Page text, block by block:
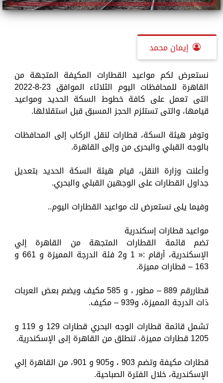
إيمان محمد
نستعرض لكم مواعيد القطارات المكيفة المتجهة من
القاهرة للمحافظات اليوم الثلاثاء الموافق 23-8-2022
التى تعمل على كافة خطوط السكة الحديد ومواعيد
قيامها، والتى تستلزم الحجز المسبق قبل استقلالها.
وتوفر هيئة السكة، قطارات لنقل الركاب إلى المحافظات
بالوجه القبلي والبحرى من وإلى القاهرة.
وأعلنت وزارة النقل، قيام هيئة السكة الحديد بتعديل
جداول القطارات على الوجهين القبلي والبحري.
وفيما يلى نستعرض لك مواعيد القطارات اليوم..
مواعيد قطارات إسكندرية
تضم قائمة القطارات المتجهة من القاهرة إلي
الإسكندرية، أرقام :« 1 و2 فئة الدرجة المميزة و 661 و
163 – قطارات مميزة.
قطاررقم 889 – مطور ، و 585 مكيف ويضم بعض العربات
ذات الدرجة المميزة، و939 – مكيف.
تشمل قائمة قطارات الوجه البحري قطارات 129 و 119 و
1205 قطارات مميزة، تنطلق من القاهرة إلى الإسكندرية.
قطارات مكيفة وتضم 903 ، و905 و 901، من القاهرة إلي
الإسكندرية، خلال الفترة الصباحية.